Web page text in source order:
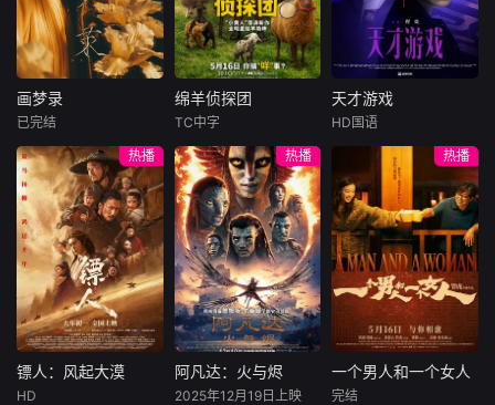
堆里救出来，蓬头
垢面口齿不清。十
年后的她才学满
腹、冠盖众人，于
女子进士科上大方
异彩，成为
孝一心苦读只为入
朝为官，查清父亲
死因，却因意外与
昭阳公主李述一夜
春风后又被其弃
之。不久后他高中
状元，新考鹿鸣宴
沈孝面圣，第一道
奏疏就是弹劾这位
“骄奢淫逸”的公
主......两人从相杀到
相惜，相互欣赏生
出情愫。从对立到
联手，沈孝助公主
挣脱枷锁，两人在
并肩对抗的路上，
意识到这阶级之争
背后的症结：只有
的故事，展现了人
民警察的赤胆忠心
与铁血柔情。该
画梦录
林柏叡
民国的上海滩，身
怀绝技的孤女画师
许雁真，意外与身
陷危局的融汇银行
总账姜心羽产生交
集。姜心羽遭人陷
害，只得与许雁真
结盟，彼时银行欲
将国宝名画低价卖
给外国人，许雁真
画梦录
已完结
绵羊侦探团
尼可拉斯·博朗
尼古拉斯·加利齐纳
牧羊人乔治
（休·杰克曼饰）最
爱给羊群读侦探小
说，没想到自己有
一天会离奇死亡。
他留下的3000万
巨额遗产，让每个
人貌似都有犯罪动
机。警察毫无头绪
绵羊侦探团
TC中字
天才游戏
李蔓瑄
穷途末路的天才少
年刘全龙（彭昱畅
饰），被偏执富家
公子陈伦（丁禹兮
饰）选中，被迫踏
入一场为他量身打
造的“换命游戏”。
豪华别墅、名车名
表、神秘女友全部
备齐，在陈伦的精
天才游戏
HD国语
热播
镖人：风起大漠
镖人：风起大漠
HD
热播
阿凡达：火与烬
阿凡达：火与烬
2025年12月19日上映
热播
一个男人和一个女人
一个男人和一个女人
完结